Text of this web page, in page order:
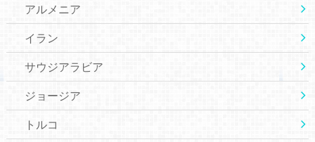
アルメニア
イラン
サウジアラビア
ジョージア
トルコ